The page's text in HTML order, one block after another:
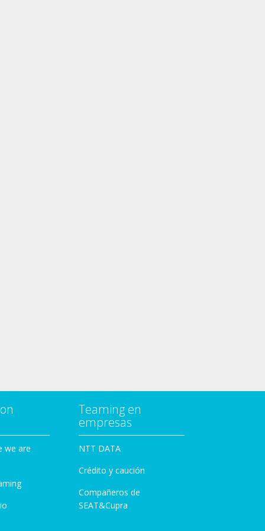
we are
Teaming en
empresas
NTT DATA
Crédito y caución
Compañeros de
SEAT&Cupra